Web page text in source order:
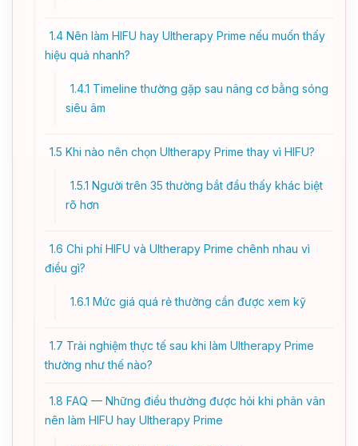
1.4 Nên làm HIFU hay Ultherapy Prime nếu muốn thấy
hiệu quả nhanh?
1.4.1 Timeline thường gặp sau nâng cơ bằng sóng
siêu âm
1.5 Khi nào nên chọn Ultherapy Prime thay vì HIFU?
1.5.1 Người trên 35 thường bắt đầu thấy khác biệt
rõ hơn
1.6 Chi phí HIFU và Ultherapy Prime chênh nhau vì
điều gì?
1.6.1 Mức giá quá rẻ thường cần được xem kỹ
1.7 Trải nghiệm thực tế sau khi làm Ultherapy Prime
thường như thế nào?
1.8 FAQ — Những điều thường được hỏi khi phân vân
nên làm HIFU hay Ultherapy Prime